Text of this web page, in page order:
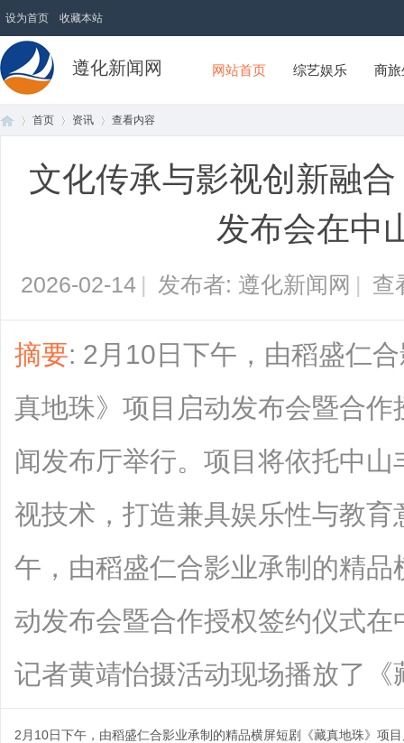
设为首页 收藏本站
遵化新闻网 网站首页 综艺娱乐 商
首页
›
资讯 查看内容
文化传承与影视创新融
发布会在中
2026-02-14 | 发布者: 遵化新闻网 | 查
摘要: 2月10日下午，由稻盛仁
真地珠》项目启动发布会暨合
闻发布厅举行。项目将依托中
视技术，打造兼具娱乐性与教
午，由稻盛仁合影业承制的精
动发布会暨合作授权签约仪式
记者黄靖怡摄活动现场播放了《
2月10日下午，由稻盛仁合影业承制的精品横屏短剧《藏真地珠》项